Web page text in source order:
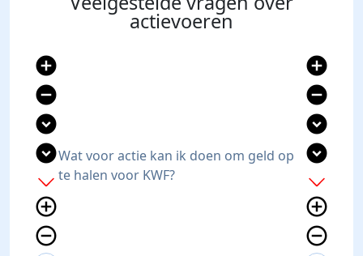
actievoeren
add_circle
remove_circle
expand_circle_down
expand_circle_down
add
add_circle_outline
remove_circle_outline
Wat voor actie kan ik doen om geld op
te halen voor KWF?
add_circle
remove_circle
expand_circle_down
expand_circle_down
add
add_circle_outline
remove_circle_outline